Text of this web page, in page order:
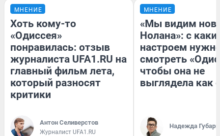
МНЕНИЕ
Хоть кому-то
«Одиссея»
понравилась: отзыв
журналиста UFA1.RU на
главный фильм лета,
который разносят
критики
Антон Селиверстов
Журналист UFA1.RU
МНЕНИЕ
«Мы видим
Нолана»: с
настроем
смотреть
чтобы она не
выглядела как
Надежда Губарь